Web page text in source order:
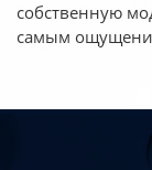
собственную
самым